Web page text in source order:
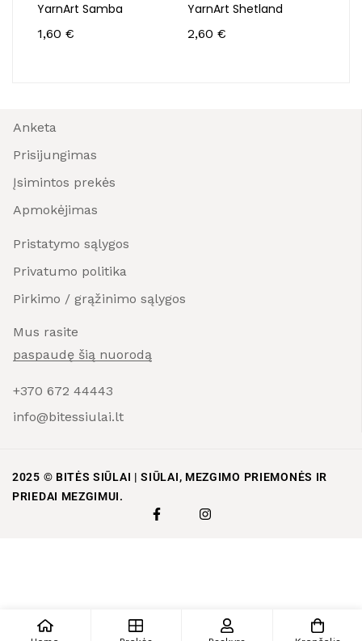
YarnArt Samba
1,60 €
YarnArt Shetland
2,60 €
Anketa
Prisijungimas
Įsimintos prekės
Apmokėjimas
Pristatymo sąlygos
Privatumo politika
Pirkimo / grąžinimo sąlygos
Mus rasite
paspaudę šią nuorodą
+370 672 44443
info@bitessiulai.lt
2025 © BITĖS SIŪLAI | SIŪLAI, MEZGIMO PRIEMONĖS IR
PRIEDAI MEZGIMUI.